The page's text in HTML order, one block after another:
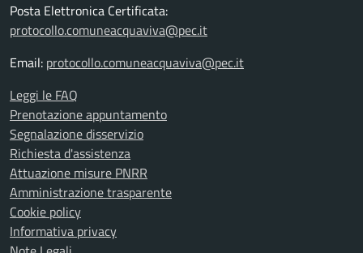
Posta Elettronica Certificata:
protocollo.comuneacquaviva@pec.it
Email: protocollo.comuneacquaviva@pec.it
Leggi le FAQ
Prenotazione appuntamento
Segnalazione disservizio
Richiesta d'assistenza
Attuazione misure PNRR
Amministrazione trasparente
Cookie policy
Informativa privacy